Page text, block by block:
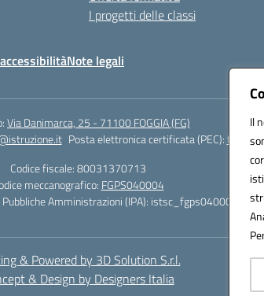
Il
I progetti delle classi
Note legali
Via Danimarca, 25 - 71100 FOGGIA (FG)
Posta elettronica certificata (PEC):
Codice fiscale: 80031370713
meccanografico: FGPS040004
Pubbliche Amministrazioni (IPA): istsc_fgps040004
& Powered by 3D Solution S.r.l.
& Design by Designers Italia